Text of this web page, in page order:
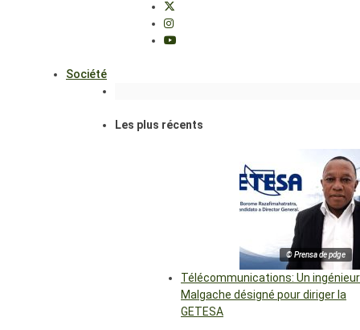
Société
Les plus récents
© Prensa de pdge
Télécommunications: Un ingénieur
Malgache désigné pour diriger la
GETESA